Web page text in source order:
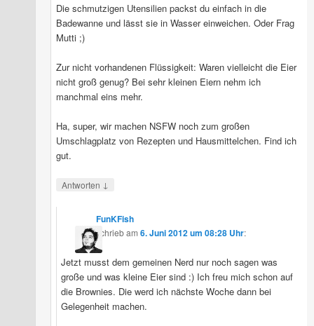
Die schmutzigen Utensilien packst du einfach in die
Badewanne und lässt sie in Wasser einweichen. Oder Frag
Mutti ;)
Zur nicht vorhandenen Flüssigkeit: Waren vielleicht die Eier
nicht groß genug? Bei sehr kleinen Eiern nehm ich
manchmal eins mehr.
Ha, super, wir machen NSFW noch zum großen
Umschlagplatz von Rezepten und Hausmittelchen. Find ich
gut.
Antworten ↓
FunKFish
schriebam6. Juni 2012 um 08:28 Uhr:
Jetzt musst dem gemeinen Nerd nur noch sagen was
große und was kleine Eier sind :) Ich freu mich schon auf
die Brownies. Die werd ich nächste Woche dann bei
Gelegenheit machen.